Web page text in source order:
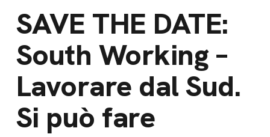
SAVE THE DATE:
South Working –
Lavorare dal Sud.
Si può fare
Lavora con noi
Bilancio di
missione
News e
appuntamenti
dal Sud
Campagne
Libri e
pubblicazioni